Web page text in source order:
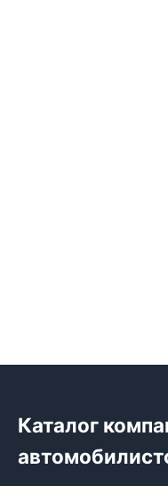
Каталог